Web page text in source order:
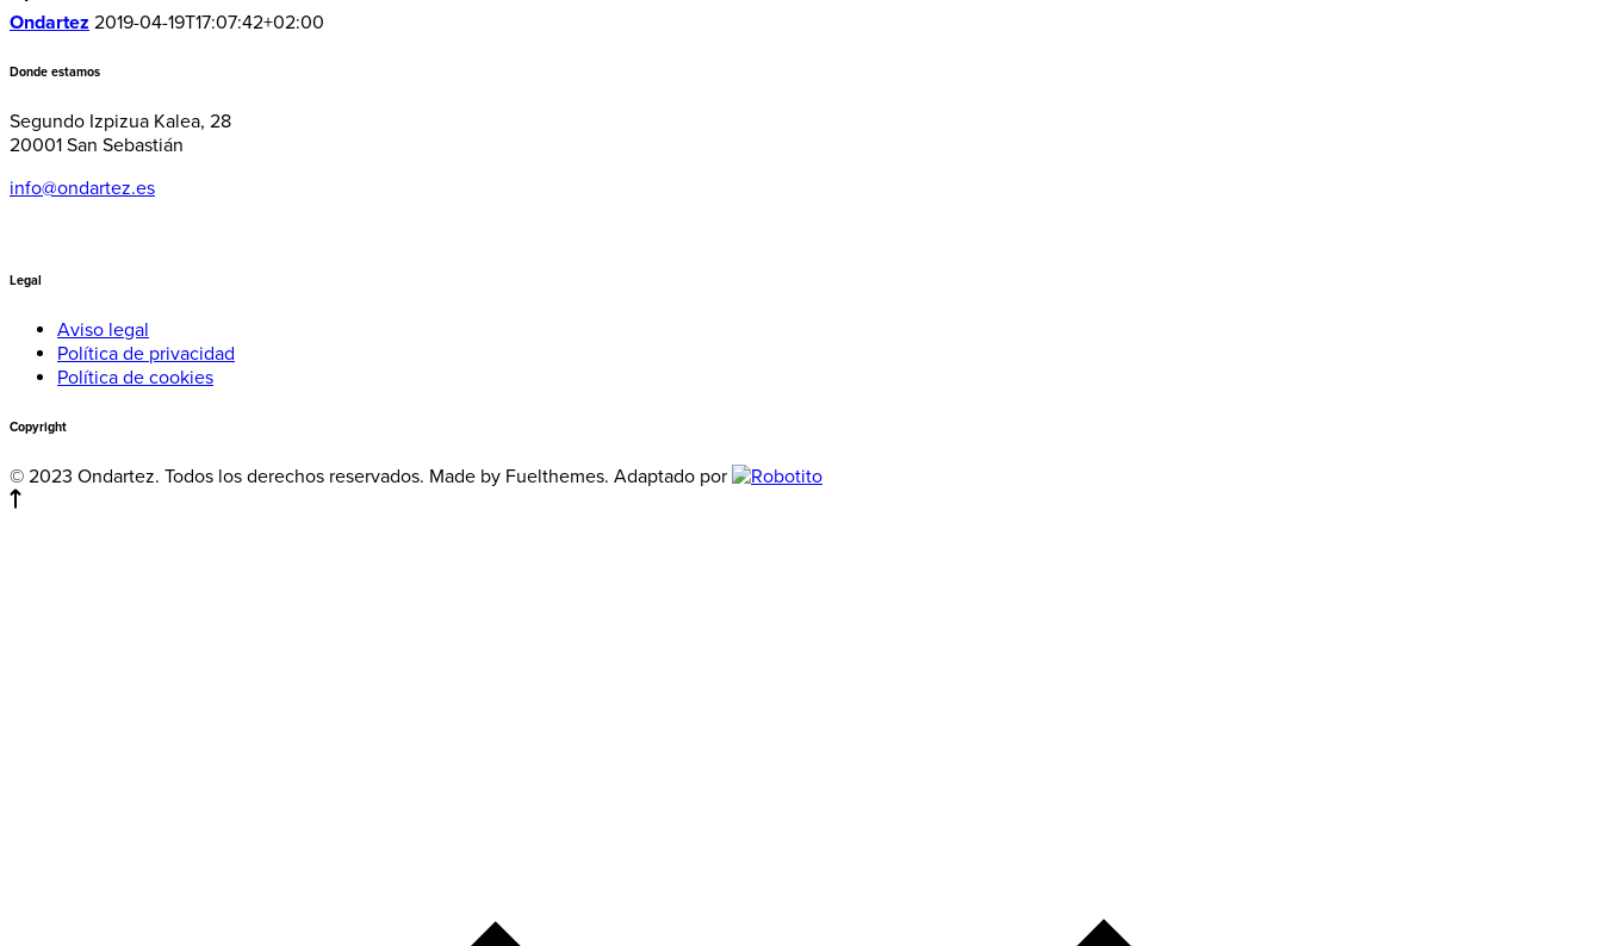
Ondartez 2019-04-19T17:07:42+02:00
Donde estamos
Segundo Izpizua Kalea, 28
20001 San Sebastián
info@ondartez.es
Legal
Aviso legal
Política de privacidad
Política de cookies
Copyright
© 2023 Ondartez. Todos los derechos reservados. Made by Fuelthemes. Adaptado por